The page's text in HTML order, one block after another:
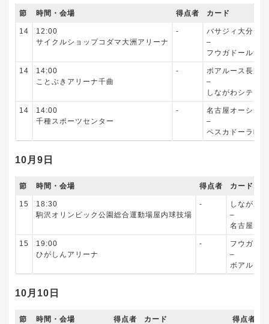
節 時間・会場 得点者 カード
14
12:00
サイクルショップコダマ大洲アリーナ
‐
バサジィ大分
–
フウガドールす
14
14:00
ことぶきアリーナ千曲
‐
ボアルース長野
–
しながわシティ
14
14:00
千種スポーツセンター
‐
名古屋オーシャ
–
ペスカドーラ町田
10月9日
節 時間・会場 得点者 カード
15
18:30
駒沢オリンピック公園総合運動場屋内球技場
‐
しながわ
–
名古屋オ
15
19:00
ひがしんアリーナ
‐
フウガド
–
ボアルー
10月10日
節 時間・会場 得点者 カード 得点者